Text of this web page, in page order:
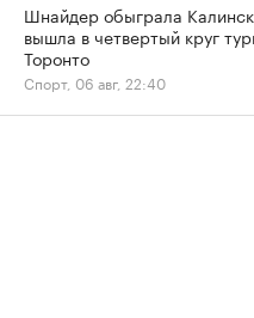
Шнайдер обыграла
вышла в четвертый круг
Торонто
Спорт, 06 авг, 22:40